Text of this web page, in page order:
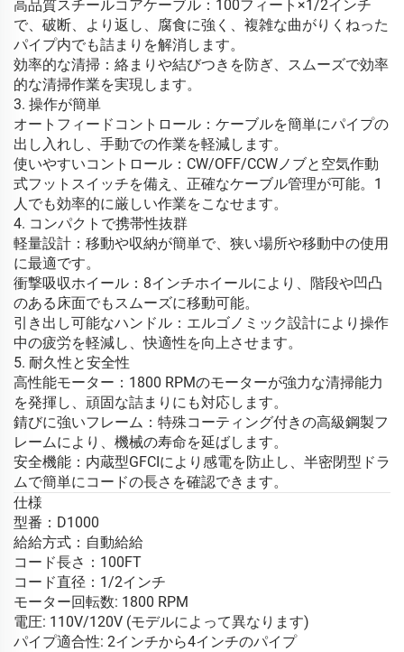
高品質スチールコアケーブル：100フィート×1/2インチ
で、破断、より返し、腐食に強く、複雑な曲がりくねった
パイプ内でも詰まりを解消します。
効率的な清掃：絡まりや結びつきを防ぎ、スムーズで効率
的な清掃作業を実現します。
3. 操作が簡単
オートフィードコントロール：ケーブルを簡単にパイプの
出し入れし、手動での作業を軽減します。
使いやすいコントロール：CW/OFF/CCWノブと空気作動
式フットスイッチを備え、正確なケーブル管理が可能。1
人でも効率的に厳しい作業をこなせます。
4. コンパクトで携帯性抜群
軽量設計：移動や収納が簡単で、狭い場所や移動中の使用
に最適です。
衝撃吸収ホイール：8インチホイールにより、階段や凹凸
のある床面でもスムーズに移動可能。
引き出し可能なハンドル：エルゴノミック設計により操作
中の疲労を軽減し、快適性を向上させます。
5. 耐久性と安全性
高性能モーター：1800 RPMのモーターが強力な清掃能力
を発揮し、頑固な詰まりにも対応します。
錆びに強いフレーム：特殊コーティング付きの高級鋼製フ
レームにより、機械の寿命を延ばします。
安全機能：内蔵型GFCIにより感電を防止し、半密閉型ドラ
ムで簡単にコードの長さを確認できます。
仕様
型番：D1000
給給方式：自動給給
コード長さ：100FT
コード直径：1/2インチ
モーター回転数: 1800 RPM
電圧: 110V/120V (モデルによって異なります)
パイプ適合性: 2インチから4インチのパイプ